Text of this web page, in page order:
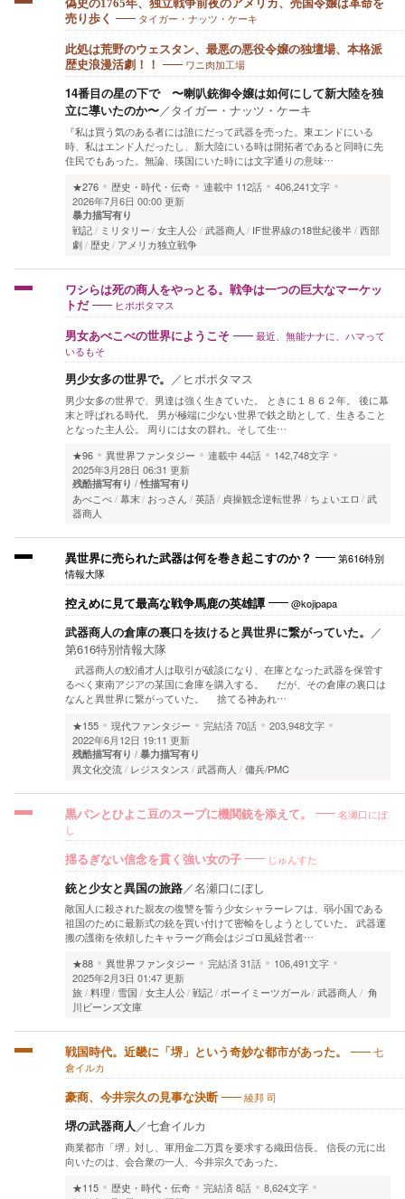
偽史の1765年、独立戦争前夜のアメリカ、売国令嬢は革命を
売り歩く
タイガー・ナッツ・ケーキ
此処は荒野のウェスタン、最悪の悪役令嬢の独壇場、本格派
歴史浪漫活劇！！
ワニ肉加工場
14番目の星の下で 〜喇叭銃御令嬢は如何にして新大陸を独
立に導いたのか〜／ タイガー・ナッツ・ケーキ
『私は買う気のある者には誰にだって武器を売った。東エンドにいる
時、私はエンド人だったし、新大陸にいる時は開拓者であると同時に先
住民でもあった。無論、瑛国にいた時には文字通りの意味…
★276
歴史・時代・伝奇 連載中 112話
406,241文字
2026年7月6日 00:00 更新
暴力描写有り
戦記 ミリタリー 女主人公 武器商人 IF世界線の18世紀後半 西部
劇
歴史 アメリカ独立戦争
ワシらは死の商人をやっとる。戦争は一つの巨大なマーケッ
トだ
ヒポポタマス
男女あべこべの世界にようこそ
最近、無能ナナに、ハマって
いるもそ
男少女多の世界で。 ／ ヒポポタマス
男少女多の世界で、男達は強く生きていた。 ときに１８６２年。 後に幕
末と呼ばれる時代。 男が極端に少ない世界で鉄之助として、生きること
となった主人公。 周りには女の群れ。そして生…
★96
異世界ファンタジー 連載中 44話
142,748文字
2025年3月28日 06:31 更新
残酷描写有り 性描写有り
あべこべ 幕末 おっさん 英語 貞操観念逆転世界 ちょいエロ
武
器商人
異世界に売られた武器は何を巻き起こすのか？
第616特別
情報大隊
控えめに見て最高な戦争馬鹿の英雄譚 @kojipapa
武器商人の倉庫の裏口を抜けると異世界に繋がっていた。 ／
第616特別情報大隊
武器商人の鮫浦才人は取引が破談になり、在庫となった武器を保管す
るべく東南アジアの某国に倉庫を購入する。 だが、その倉庫の裏口は
なんと異世界に繋がっていた。 捨てる神あれ…
★155
現代ファンタジー 完結済70話
203,948文字
2022年6月12日 19:11 更新
残酷描写有り 暴力描写有り
異文化交流 レジスタンス 武器商人 傭兵/PMC
黒パンとひよこ豆のスープに機関銃を添えて。
名瀬口にぼ
し
揺るぎない信念を貫く強い女の子 じゅんすた
銃と少女と異国の旅路／名瀬口にぼし
敵国人に殺された親友の復讐を誓う少女シャラーレフは、弱小国である
祖国のために最新式の銃を買い付けて密輸をしようとしていた。 武器運
搬の護衛を依頼したキャラーグ商会はジゴロ風経営者…
★88
異世界ファンタジー 完結済31話
106,491文字
2025年2月3日 01:47 更新
旅 料理 雪国 女主人公 戦記 ボーイミーツガール 武器商人
角
川ビーンズ文庫
戦国時代。近畿に「堺」という奇妙な都市があった。
七
倉イルカ
豪商、今井宗久の見事な決断 綾邦 司
堺の武器商人／七倉イルカ
商業都市「堺」対し、軍用金二万貫を要求する織田信長。 信長の元に出
向いたのは、会合衆の一人、今井宗久であった。
★115
歴史・時代・伝奇 完結済8話
8,624文字